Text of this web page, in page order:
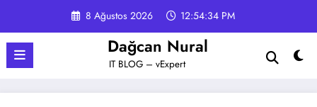
8 Ağustos 2026 12:54:35 PM
Dağcan Nural
IT BLOG – vExpert